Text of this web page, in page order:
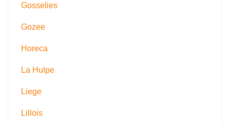
Gosselies
Gozee
Horeca
La Hulpe
Liege
Lillois